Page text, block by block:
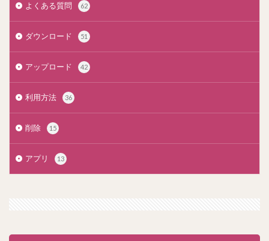
よくある質問 62
ダウンロード 51
アップロード 42
利用方法 36
削除 15
アプリ 13